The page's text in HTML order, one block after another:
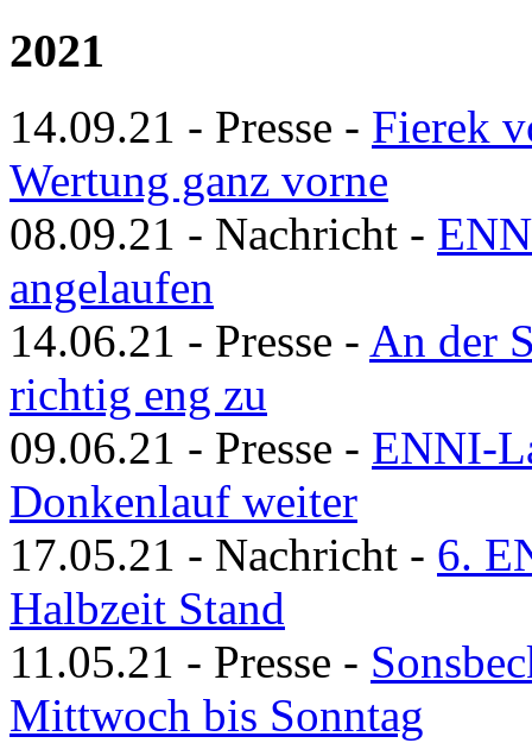
2021
14.09.21 - Presse - Fierek
Wertung ganz vorne
08.09.21 - Nachricht -
angelaufen
14.06.21 - Presse - An der
richtig eng zu
09.06.21 - Presse - ENNI-
Donkenlauf weiter
17.05.21 - Nachricht - 6.
Halbzeit Stand
11.05.21 - Presse -
Mittwoch bis Sonntag